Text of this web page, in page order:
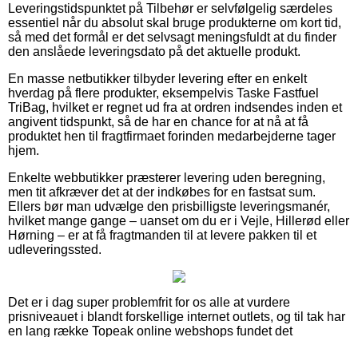
Leveringstidspunktet på Tilbehør er selvfølgelig særdeles
essentiel når du absolut skal bruge produkterne om kort tid,
så med det formål er det selvsagt meningsfuldt at du finder
den anslåede leveringsdato på det aktuelle produkt.
En masse netbutikker tilbyder levering efter en enkelt
hverdag på flere produkter, eksempelvis Taske Fastfuel
TriBag, hvilket er regnet ud fra at ordren indsendes inden et
angivent tidspunkt, så de har en chance for at nå at få
produktet hen til fragtfirmaet forinden medarbejderne tager
hjem.
Enkelte webbutikker præsterer levering uden beregning,
men tit afkræver det at der indkøbes for en fastsat sum.
Ellers bør man udvælge den prisbilligste leveringsmanér,
hvilket mange gange – uanset om du er i Vejle, Hillerød eller
Hørning – er at få fragtmanden til at levere pakken til et
udleveringssted.
Det er i dag super problemfrit for os alle at vurdere
prisniveauet i blandt forskellige internet outlets, og til tak har
en lang række Topeak online webshops fundet det